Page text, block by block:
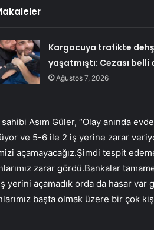
Kargocuya trafikte
yaşatmıştı: Cezası belli
Ağustos 7, 2026
Asım Güler, “Olay anında
ve 5-6 ile 2 iş yerine zarar
açamayacağız.Şimdi tespit
zarar gördü.Bankalar
yerini açamadık orda da hasar var
başta olmak üzere bir çok